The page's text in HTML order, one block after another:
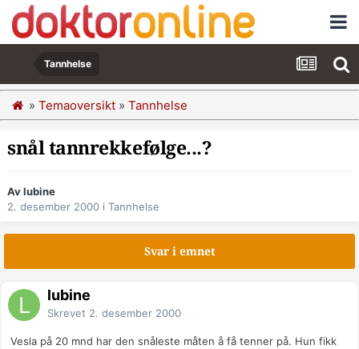
Tannhelse
» Temaoversikt » Tannhelse
snål tannrekkefølge...?
Av lubine
2. desember 2000 i Tannhelse
Svar i emnet
lubine
Skrevet 2. desember 2000
Vesla på 20 mnd har den snåleste måten å få tenner på. Hun fikk